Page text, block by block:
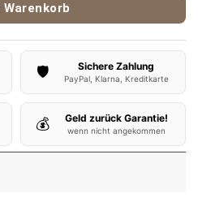
Warenkorb
🛡️ Sichere Zahlung
PayPal, Klarna, Kreditkarte
💰 Geld zurück Garantie!
wenn nicht angekommen